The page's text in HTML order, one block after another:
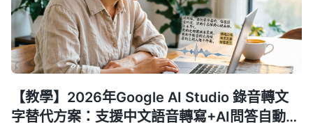
【教學】2026年Google AI Studio 錄音轉文
字替代方案：支援中文語音轉寫+AI問答自動摘